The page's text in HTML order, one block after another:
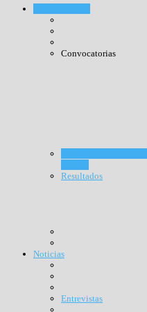
Convocatorias
Resultados
Noticias
Entrevistas